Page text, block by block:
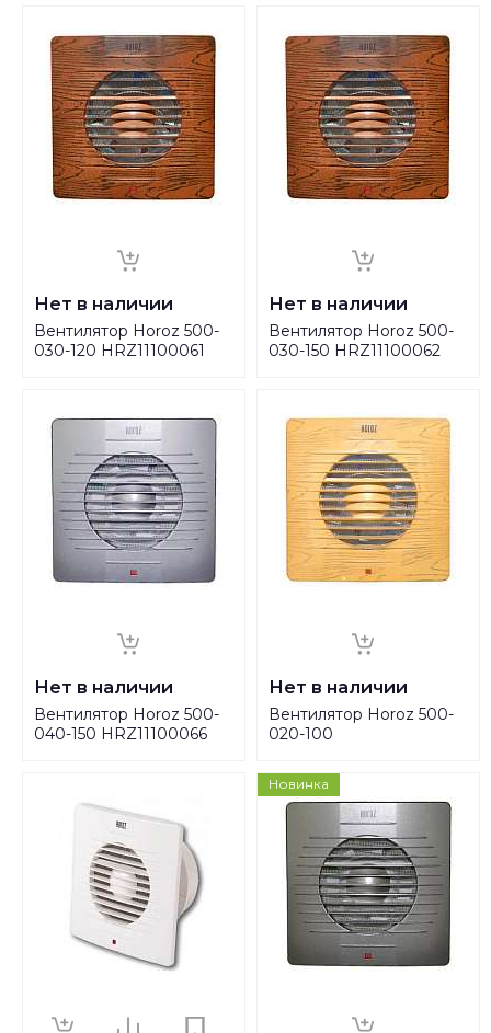
Нет в наличии
Вентилятор Horoz 500-
030-120 HRZ11100061
Нет в наличии
Вентилятор Horoz 500-
030-150 HRZ11100062
Нет в наличии
Вентилятор Horoz 500-
040-150 HRZ11100066
Нет в наличии
Вентилятор Horoz 500-
020-100
Новинка